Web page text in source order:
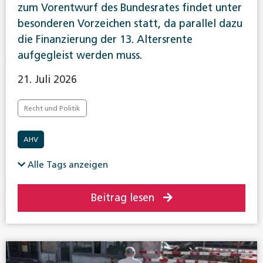
zum Vorentwurf des Bundesrates findet unter
besonderen Vorzeichen statt, da parallel dazu
die Finanzierung der 13. Altersrente
aufgegleist werden muss.
21. Juli 2026
Recht und Politik
AHV
Alle Tags anzeigen
Beitrag lesen